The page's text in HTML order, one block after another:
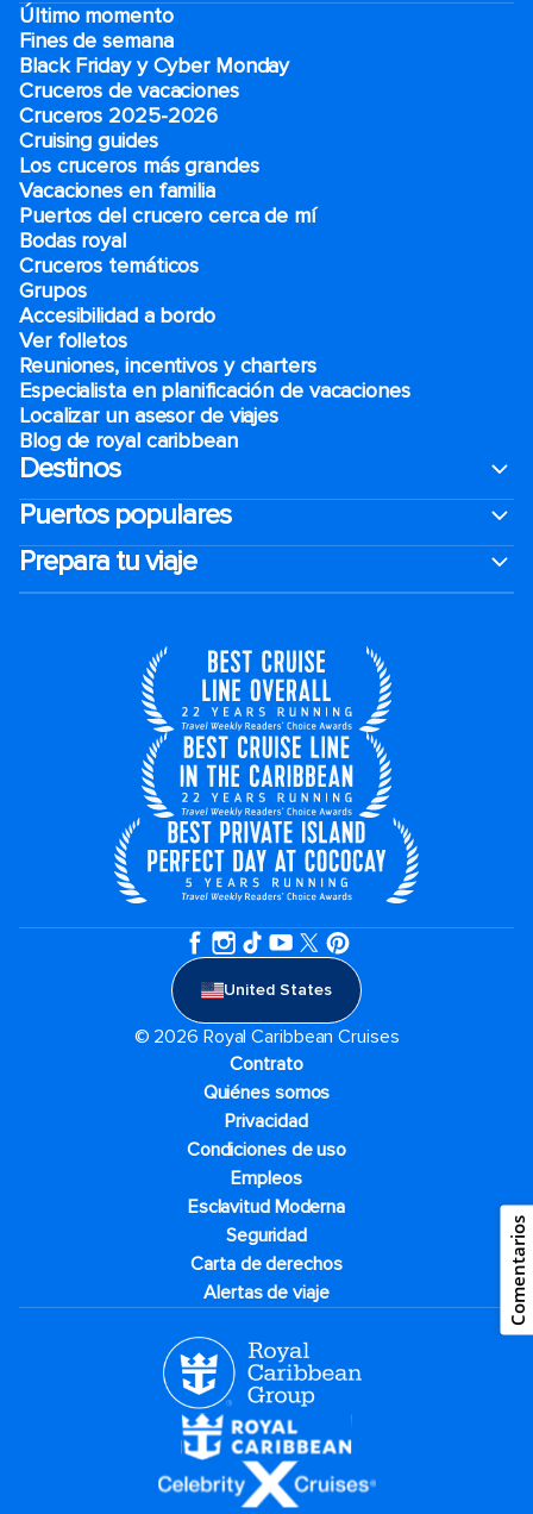
Último momento
Fines de semana
Black Friday y Cyber Monday
Cruceros de vacaciones
Cruceros 2025-2026
Cruising guides
Los cruceros más grandes
Vacaciones en familia
Puertos del crucero cerca de mí
Bodas royal
Cruceros temáticos
Grupos
Accesibilidad a bordo
Ver folletos
Reuniones, incentivos y charters​
Especialista en planificación de vacaciones
Localizar un asesor de viajes
Blog de royal caribbean
Destinos
Puertos populares
Prepara tu viaje
United States
© 2026 Royal Caribbean Cruises
Contrato
Quiénes somos
Privacidad
Condiciones de uso
Empleos
Esclavitud Moderna
Seguridad
Carta de derechos
Alertas de viaje
Comentarios